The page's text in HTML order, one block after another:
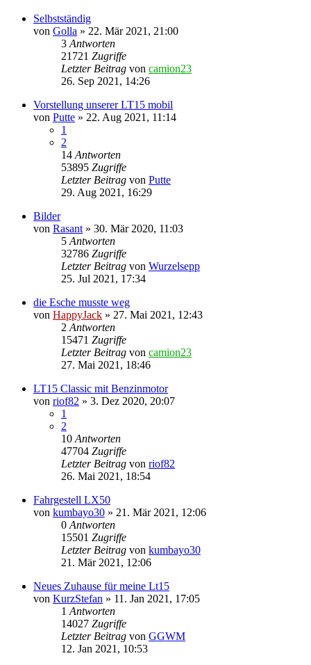
Selbstständig
von Golla » 22. Mär 2021, 21:00
3 Antworten
21721 Zugriffe
Letzter Beitrag von camion23
26. Sep 2021, 14:26
Vorstellung unserer LT15 mobil
von Putte » 22. Aug 2021, 11:14
1
2
14 Antworten
53895 Zugriffe
Letzter Beitrag von Putte
29. Aug 2021, 16:29
Bilder
von Rasant » 30. Mär 2020, 11:03
5 Antworten
32786 Zugriffe
Letzter Beitrag von Wurzelsepp
25. Jul 2021, 17:34
die Esche musste weg
von HappyJack » 27. Mai 2021, 12:43
2 Antworten
15471 Zugriffe
Letzter Beitrag von camion23
27. Mai 2021, 18:46
LT15 Classic mit Benzinmotor
von riof82 » 3. Dez 2020, 20:07
1
2
10 Antworten
47704 Zugriffe
Letzter Beitrag von riof82
26. Mai 2021, 18:54
Fahrgestell LX50
von kumbayo30 » 21. Mär 2021, 12:06
0 Antworten
15501 Zugriffe
Letzter Beitrag von kumbayo30
21. Mär 2021, 12:06
Neues Zuhause für meine Lt15
von KurzStefan » 11. Jan 2021, 17:05
1 Antworten
14027 Zugriffe
Letzter Beitrag von GGWM
12. Jan 2021, 10:53